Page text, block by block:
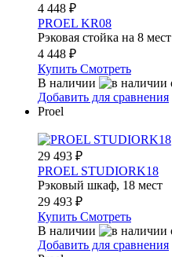
4 448 ₽
PROEL KR08
Рэковая стойка на 8 мест
4 448 ₽
Купить Смотреть
В наличии
Добавить для сравнения
Proel
29 493 ₽
PROEL STUDIORK18
Рэковый шкаф, 18 мест
29 493 ₽
Купить Смотреть
В наличии
Добавить для сравнения